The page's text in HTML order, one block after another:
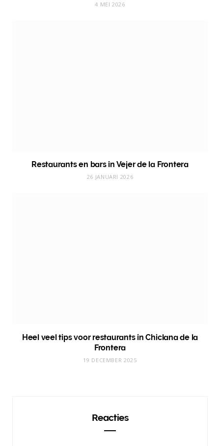
4 MEI 2026
Restaurants en bars in Vejer de la Frontera
26 JANUARI 2026
Heel veel tips voor restaurants in Chiclana de la
Frontera
19 DECEMBER 2025
Reacties